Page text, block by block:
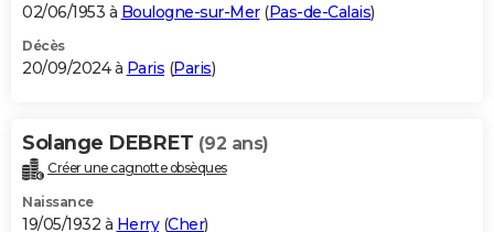
02/06/1953 à Boulogne-sur-Mer(Pas-de-Calais)
Décès
20/09/2024 à Paris (Paris)
Solange DEBRET (92 ans)
Créer une cagnotte obsèques
Naissance
19/05/1932 à Herry(Cher)